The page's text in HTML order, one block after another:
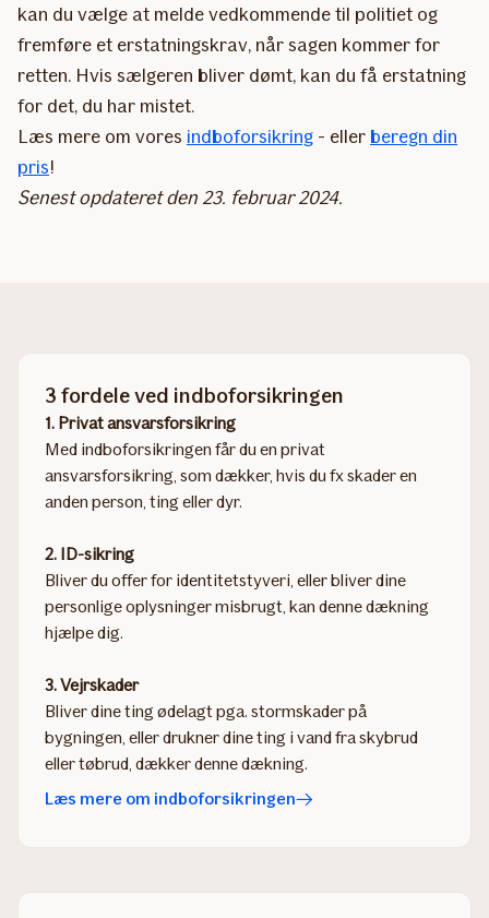
kan du vælge at melde vedkommende til politiet og
fremføre et erstatningskrav, når sagen kommer for
retten. Hvis sælgeren bliver dømt, kan du få erstatning
for det, du har mistet.
Læs mere om vores indboforsikring - eller beregn din
pris!
Senest opdateret den 23. februar 2024.
3 fordele ved indboforsikringen
1. Privat ansvarsforsikring
Med indboforsikringen får du en privat
ansvarsforsikring, som dækker, hvis du fx skader en
anden person, ting eller dyr.​​
2. ID-sikring
Bliver du offer for identitetstyveri, eller bliver dine
personlige oplysninger misbrugt, kan denne dækning
hjælpe dig.​​
3. Vejrskader
Bliver dine ting ødelagt pga. stormskader på
bygningen, eller drukner dine ting i vand fra skybrud
eller tøbrud, dækker denne dækning.
Læs mere om indboforsikringen